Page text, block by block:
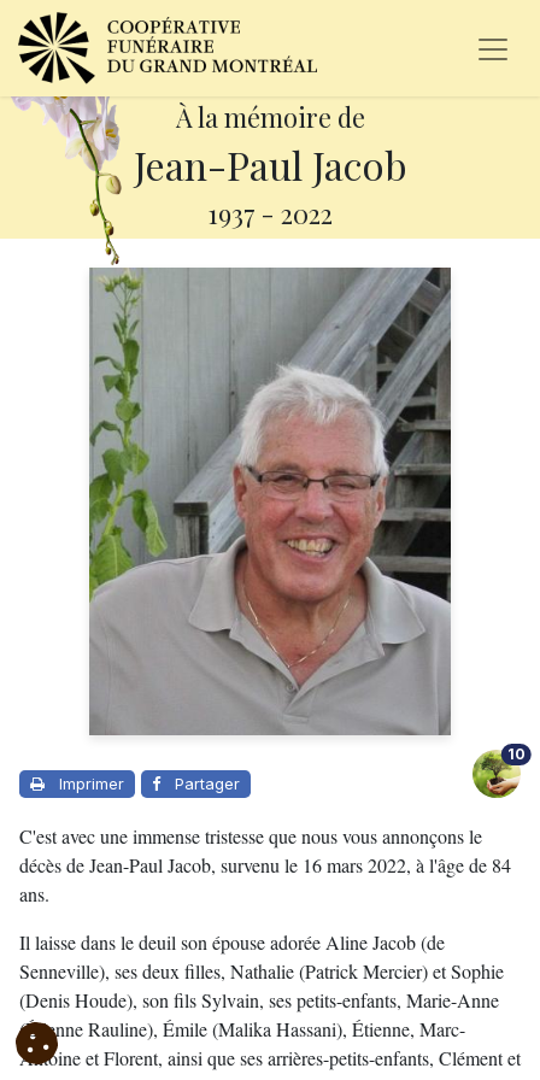
À la mémoire de
Jean-Paul Jacob
1937 - 2022
Imprimer Partager
10
C'est avec une immense tristesse que nous vous annonçons le
décès de Jean-Paul Jacob, survenu le 16 mars 2022, à l'âge de 84
ans.
Il laisse dans le deuil son épouse adorée Aline Jacob (de
Senneville), ses deux filles, Nathalie (Patrick Mercier) et Sophie
(Denis Houde), son fils Sylvain, ses petits-enfants, Marie-Anne
(Étienne Rauline), Émile (Malika Hassani), Étienne, Marc-
Antoine et Florent, ainsi que ses arrières-petits-enfants, Clément et